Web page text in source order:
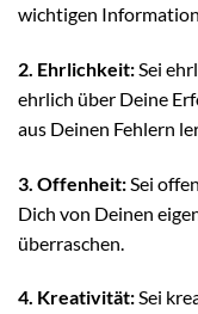
wichtigen
2. Ehrlichkeit: Sei
ehrlich über Deine
aus Deinen Fehlern
3. Offenheit: Sei
Dich von Deinen
überraschen.
4. Kreativität:Sei